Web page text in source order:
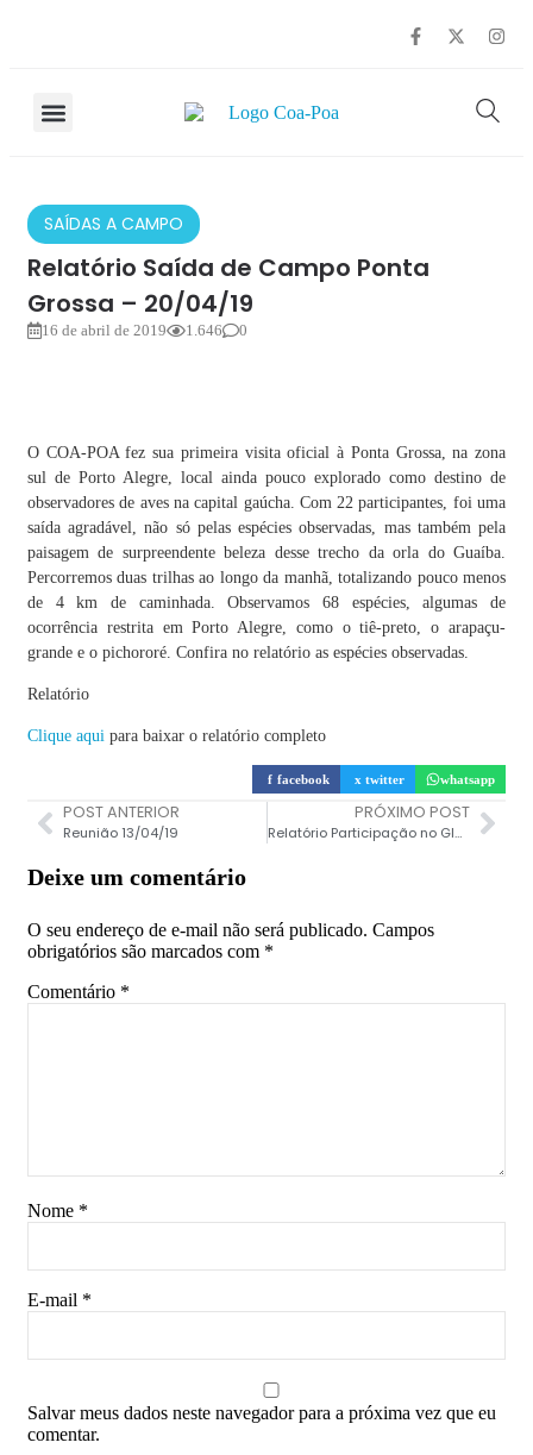
SAÍDAS A CAMPO
Relatório Saída de Campo Ponta
Grossa – 20/04/19
16 de abril de 2019 1.646 0
O COA-POA fez sua primeira visita oficial à Ponta Grossa, na zona
sul de Porto Alegre, local ainda pouco explorado como destino de
observadores de aves na capital gaúcha. Com 22 participantes, foi uma
saída agradável, não só pelas espécies observadas, mas também pela
paisagem de surpreendente beleza desse trecho da orla do Guaíba.
Percorremos duas trilhas ao longo da manhã, totalizando pouco menos
de 4 km de caminhada. Observamos 68 espécies, algumas de
ocorrência restrita em Porto Alegre, como o tiê-preto, o arapaçu-
grande e o pichororé. Confira no relatório as espécies observadas.
Relatório
Clique aqui para baixar o relatório completo
f facebook x twitter whatsapp
POST ANTERIOR
Reunião 13/04/19
PRÓXIMO POST
Relatório Participação no Global Big Day de Maio de 2019 – 04/05/2019
Deixe um comentário
O seu endereço de e-mail não será publicado. Campos
obrigatórios são marcados com *
Comentário *
Nome *
E-mail *
Salvar meus dados neste navegador para a próxima vez que eu
comentar.